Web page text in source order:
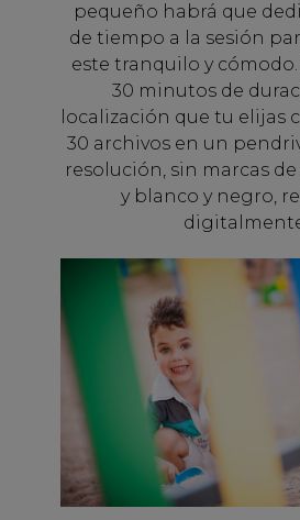
pequeño habrá que
de tiempo a la sesión
este tranquilo y
30 minutos de
localización que tu elijas
30 archivos en un
resolución, sin marcas
y blanco y negro,